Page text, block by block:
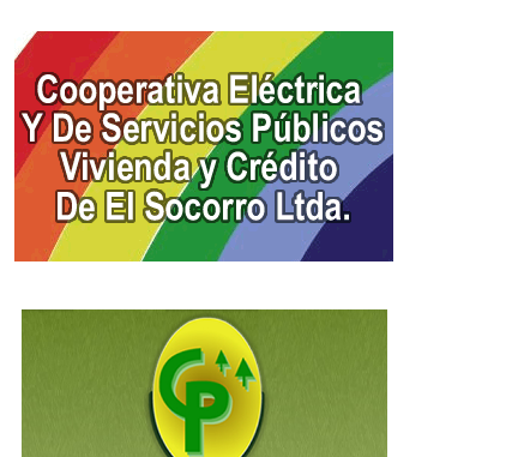
Las apps pisan cada vez más
fuerte en...
31 mayo, 2016
BRF anunció una inversión
292 millones...